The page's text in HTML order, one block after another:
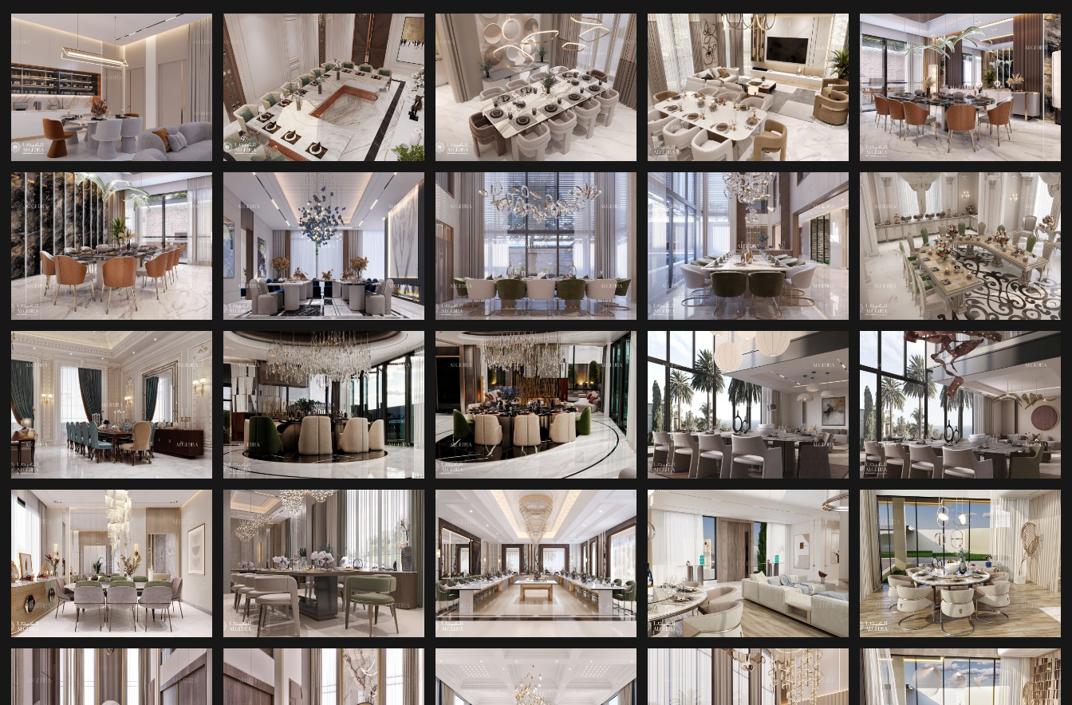
YEMEK ODASI IÇ
TASARIMI
KLASIK YEMEK
ODASI TASARIMI
RESMI YEMEK
ODASI TASARIMI
TÜRKIYE
YEMEK ODASI
TASARIMI
YEMEK ODASI
TASARIMI
YEMEK ODASI
TASARIMI
YEMEK ODASI
TASARIMI
YEMEK ODASI
TASARIMI
YEMEK ODASI
TASARIMI
EN İYI İÇ MIMARLIK
ŞIRKETLERI
EN İYI İÇ MIMARLIK
ŞIRKETLERI
YEMEK ODASI
TASARIMI
YEMEK ODASI
TASARIMI
YEMEK ODASI
TASARIMI
YEMEK ODASI
TASARIMI
YEMEK ODASI
TASARIMI
YEMEK ODASI
TASARIMI
YEMEK ODASI
TASARIMI
YEMEK ODASI
TASARIMI
YEMEK ODASI
TASARIMI